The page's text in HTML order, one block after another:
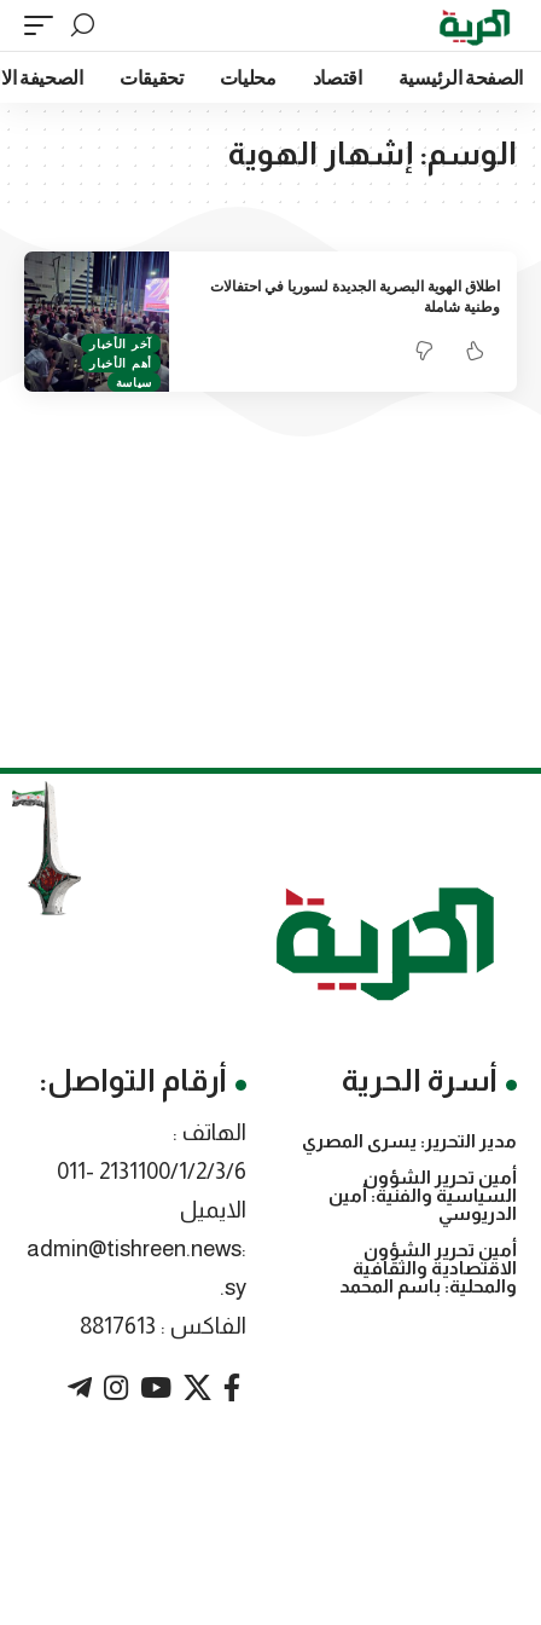
الصفحة الرئيسية اقتصاد محليات تحقيقات الصحيفة
الوسم: إشهار الهوية
آخر الأخبار
أهم الأخبار
سياسة
اطلاق الهوية البصرية الجديدة لسوريا في احتفالات
وطنية شاملة
أسرة الحرية
مدير التحرير: يسرى المصري
أمين تحرير الشؤون
السياسية والفنية: أمين
الدريوسي
أمين تحرير الشؤون
الاقتصادية والثقافية
والمحلية: باسم المحمد
أرقام التواصل:
الهاتف :
2131100/1/2/3/6 -011
الايميل
:admin@tishreen.news
.sy
الفاكس : 8817613